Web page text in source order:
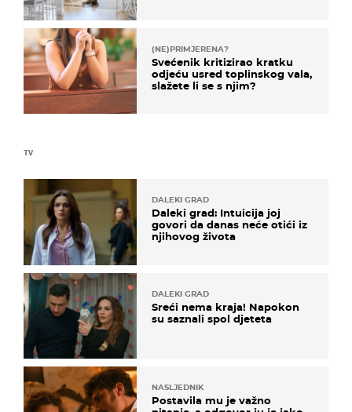
TV
DALEKI GRAD
Daleki grad: Intuicija joj
govori da danas neće otići iz
njihovog života
DALEKI GRAD
Sreći nema kraja! Napokon
su saznali spol djeteta
NASLJEDNIK
Postavila mu je važno
(NE)PRIMJERENA?
Svećenik kritizirao kratku
odjeću usred toplinskog vala,
slažete li se s njim?